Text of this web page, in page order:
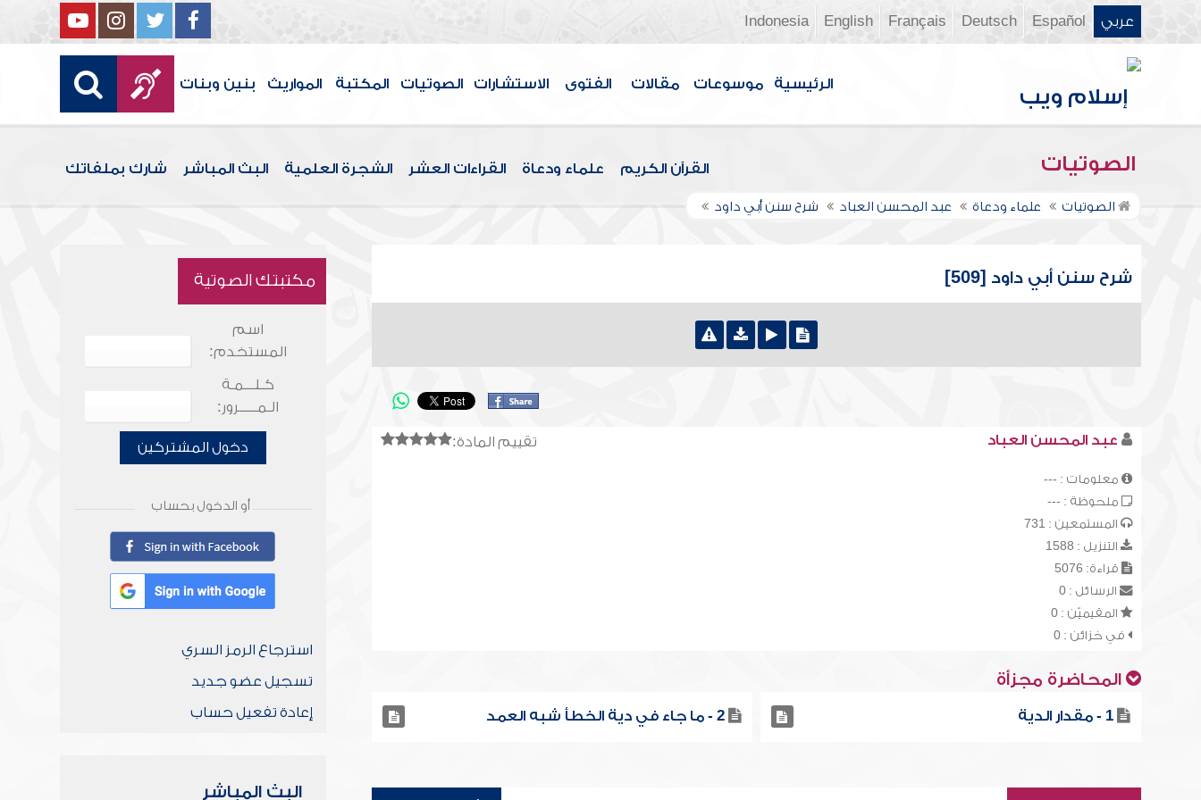
عربي Español
Deutsch
Français
English
Indonesia
الرئيسية موسوعات مقالات الفتوى الاستشارات الصوتيات المكتبة المواريث بنين وبنات
الصوتيات القرآن الكريم علماء ودعاة القراءات العشر الشجرة العلمية البث المباشر شارك بملفاتك
الصوتيات علماء ودعاة عبد المحسن العباد شرح سنن أبي داود
شرح سنن أبي داود [509]
تقييم المادة: عبد المحسن العباد
معلومات : ---
ملحوظة : ---
المستمعين : 731
التنزيل : 1588
قراءة: 5076
الرسائل : 0
المقيميّن : 0
في خزائن : 0
المحاضرة مجزأة
1 - مقدار الدية 2 - ما جاء في دية الخطأ شبه العمد
مكتبتك الصوتية
اسم
المستخدم:
كـلـــمـة
الـمـــــرور:
دخول المشتركين
أو الدخول بحساب
استرجاع الرمز السري
تسجيل عضو جديد
إعادة تفعيل حساب
البث المباشر